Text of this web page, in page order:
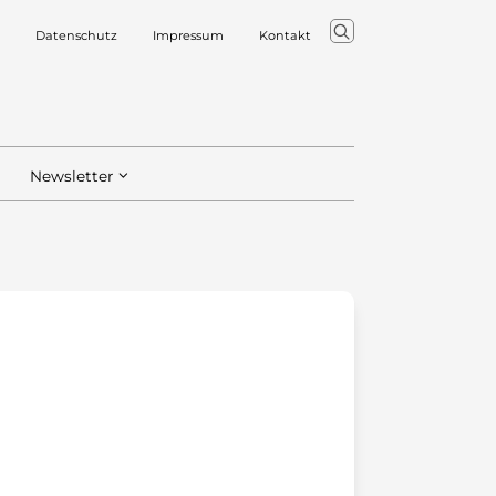
Datenschutz Impressum Kontakt
Newsletter